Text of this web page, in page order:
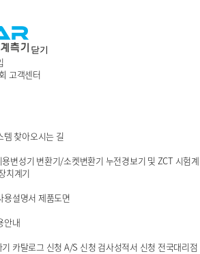
닫기
고객센터
템 찾아오시는 길
용변성기 변환기/소켓변환기 누전경보기 및 ZCT 시험계
치계기
용설명서 제품도면
안내
카탈로그 신청 A/S 신청 검사성적서 신청 전국대리점